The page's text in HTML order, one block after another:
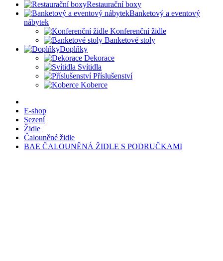
Restaurační boxy
Banketový a eventový
nábytek
Konferenční židle
Banketové stoly
Doplňky
Dekorace
Svítidla
Příslušenství
Koberce
E-shop
Sezení
Židle
Čalouněné židle
BAE ČALOUNĚNÁ ŽIDLE S PODRUČKAMI